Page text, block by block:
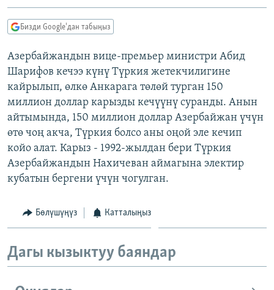
ДАНИСТЕ
ЭЖЕ-СИҢДИЛЕР
АЗАТТЫК+
Русский
ОНЛАЙН ШЕРИНЕ
ЭЕ/АРнун бардык сайттары
Бизди Google'дан табыңыз
Азербайжандын вице-премьер министри Абид
Шарифов кечээ күнү Түркия жетекчилигине
кайрылып, өлкө Анкарага төлөй турган 150
миллион доллар карызды кечүүнү суранды. Анын
айтымында, 150 миллион доллар Азербайжан үчүн
өтө чоң акча, Түркия болсо аны оңой эле кечип
койо алат. Карыз - 1992-жылдан бери Түркия
Азербайжандын Нахичеван аймагына электир
кубатын бергени үчүн чогулган.
Бөлүшүңүз Катталыңыз
Дагы кызыктуу баяндар